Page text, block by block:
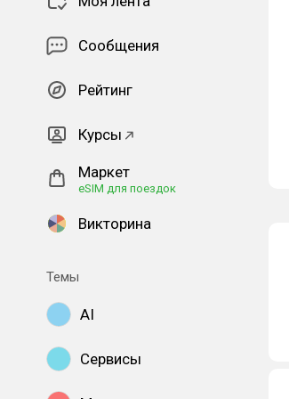
Сообщения
Рейтинг
Курсы
Маркет
eSIM для поездок
Викторина
Темы
AI
Сервисы